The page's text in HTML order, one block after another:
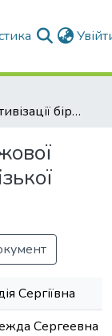
Напрями активізації біржової торгівлі зерном в Запорізької області
Сергіївна
Сергеевна